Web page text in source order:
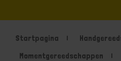
Startpagina
Momentgereedschappen